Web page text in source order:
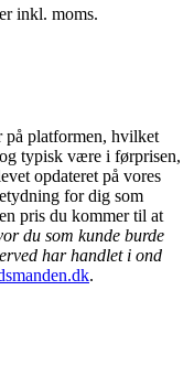
inkl. moms.
på platformen, hvilket
typisk være i førprisen,
opdateret på vores
for dig som
pris du kommer til at
du som kunde burde
har handlet i ond
.